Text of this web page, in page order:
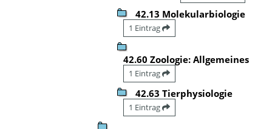
42.13 Molekularbiologie
1 Eintrag
42.60 Zoologie: Allgemeines
1 Eintrag
42.63 Tierphysiologie
1 Eintrag